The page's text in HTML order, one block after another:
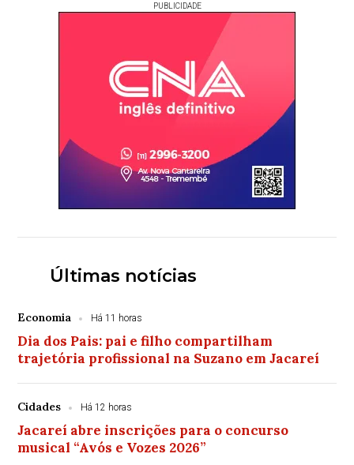
PUBLICIDADE
Últimas notícias
Economia Há 11 horas
Dia dos Pais: pai e filho compartilham
trajetória profissional na Suzano em Jacareí
Cidades Há 12 horas
Jacareí abre inscrições para o concurso
musical “Avós e Vozes 2026”